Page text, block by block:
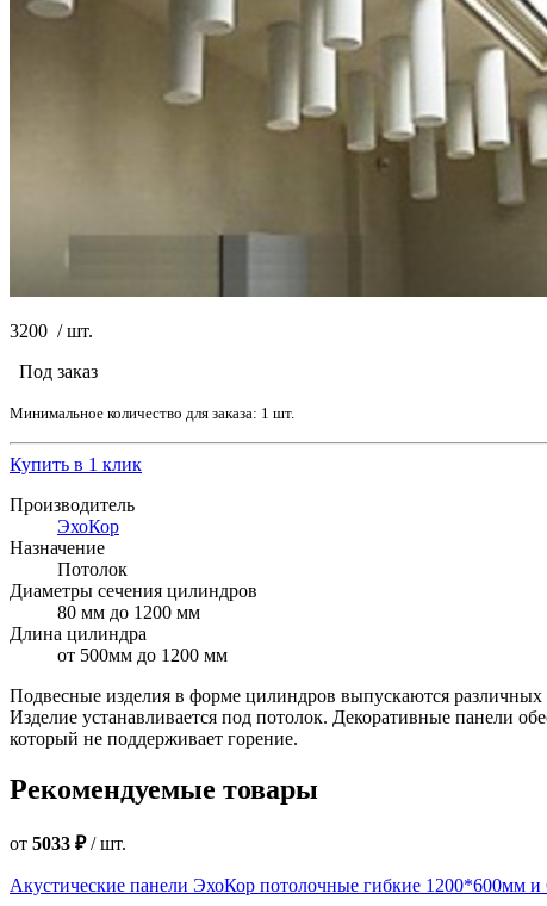
3200 /шт.
Под заказ
Минимальное количество для заказа: 1 шт.
Купить в 1 клик
Производитель
ЭхоКор
Назначение
Потолок
Диаметры сечения цилиндров
80 мм до 1200 мм
Длина цилиндра
от 500мм до 1200 мм
Подвесные изделия в форме цилиндров выпускаются
Изделие устанавливается под потолок. Декоративные панели
который не поддерживает горение.
Рекомендуемые товары
от 5033 ₽/шт.
Акустические панели ЭхоКор потолочные гибкие 1200*600мм